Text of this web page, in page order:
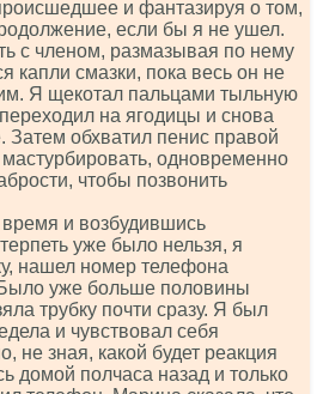
и фантазируя о том,
если бы я не ушел.
с членом, размазывая по нему
смазки, пока весь он не
Я щекотал пальцами тыльную
на ягодицы и снова
Затем обхватил пенис правой
одновременно
чтобы позвонить
и возбудившись
уже было нельзя, я
нашел номер телефона
уже больше половины
трубку почти сразу. Я был
и чувствовал себя
не зная, какой будет реакция
домой полчаса назад и только